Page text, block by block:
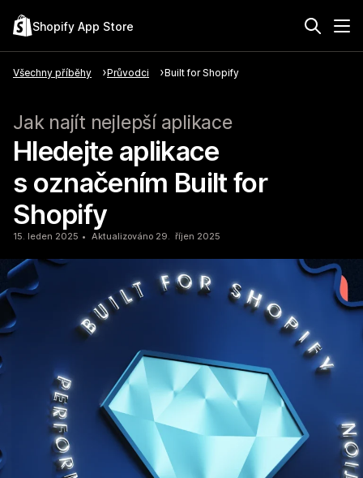
Shopify App Store
Všechny příběhy Průvodci Built for Shopify
Jak najít nejlepší aplikace
Hledejte aplikace
s označením Built for
Shopify
15. leden 2025 Aktualizováno 29. říjen 2025